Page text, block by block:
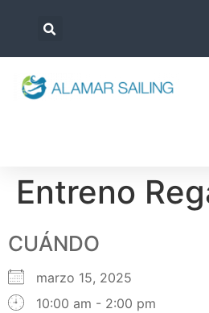
Entreno
CUÁNDO
marzo 15, 2025
10:00 am - 2:00 pm